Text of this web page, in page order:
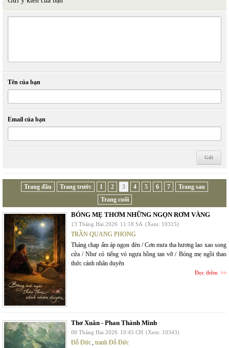
Tên của bạn
Email của bạn
Trang đầu Trang trước 1 2 3 4 5 6 7
Trang sau
Trang cuối
BÓNG MẸ THƠM NHỮNG NGỌN RƠM VÀNG
13 Tháng Hai 2026 11:18 SA (Xem: 10315)
TRẦN QUANG PHONG
Tháng chạp ấm áp ngọn đèn / Cơn mưa tha hương lao xao song
cửa / Như có tiếng vó ngựa hồng tan vỡ / Bóng mẹ ngồi thao
thức cánh nhân duyên
Đọc thêm
Thơ Xuân - Phan Thành Minh
08 Tháng Hai 2026 10:45 CH (Xem: 10343)
Đỗ Đức, tranh Đỗ Đức